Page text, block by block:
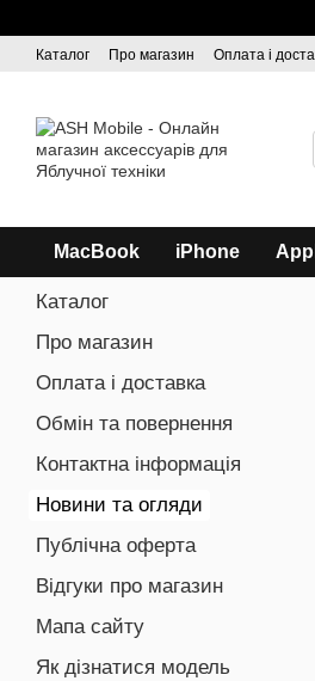
Каталог Про магазин Оплата і
MacBook iPhone
Каталог
Про магазин
Оплата і доставка
Обмін та повернення
Контактна інформація
Новини та огляди
Публічна оферта
Відгуки про магазин
Мапа сайту
Як дізнатися модель